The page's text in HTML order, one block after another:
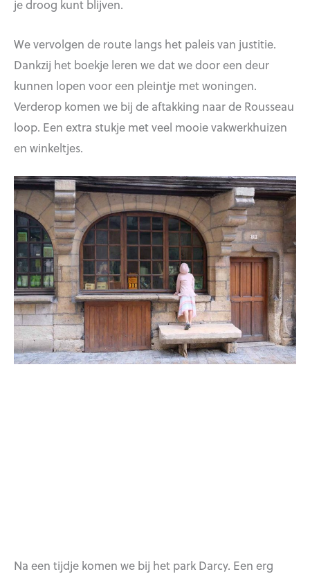
je droog kunt blijven.
We vervolgen de route langs het paleis van justitie.
Dankzij het boekje leren we dat we door een deur
kunnen lopen voor een pleintje met woningen.
Verderop komen we bij de aftakking naar de Rousseau
loop. Een extra stukje met veel mooie vakwerkhuizen
en winkeltjes.
Na een tijdje komen we bij het park Darcy. Een erg